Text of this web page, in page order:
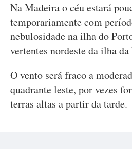
Na Madeira o céu estará
temporariamente com
nebulosidade na ilha do
vertentes nordeste da ilha
O vento será fraco a
quadrante leste, por vezes
terras altas a partir da tarde.